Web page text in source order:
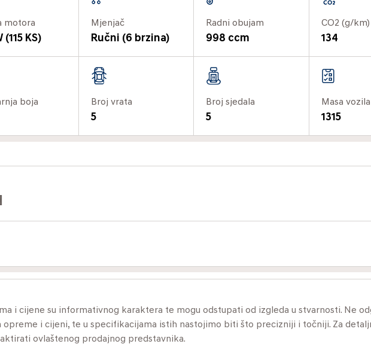
motora
(115 KS)
Mjenjač
Ručni (6 brzina)
Radni obujam
998 ccm
CO2 (g/km)
134
boja Broj vrata
5
Broj sjedala
5
Masa
1315
i cijene su informativnog karaktera te mogu odstupati od izgleda u stvarnosti. Ne
opreme i cijeni, te u specifikacijama istih nastojimo biti što precizniji i točniji. Za
ovlaštenog prodajnog predstavnika.